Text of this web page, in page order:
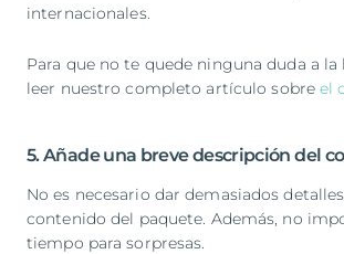
internacionales.
Para que no te quede ninguna duda a
leer nuestro completo artículo sobreel
5. Añade una breve descripción del
No es necesario dar demasiados
contenido del paquete. Además, no
tiempo para sorpresas.